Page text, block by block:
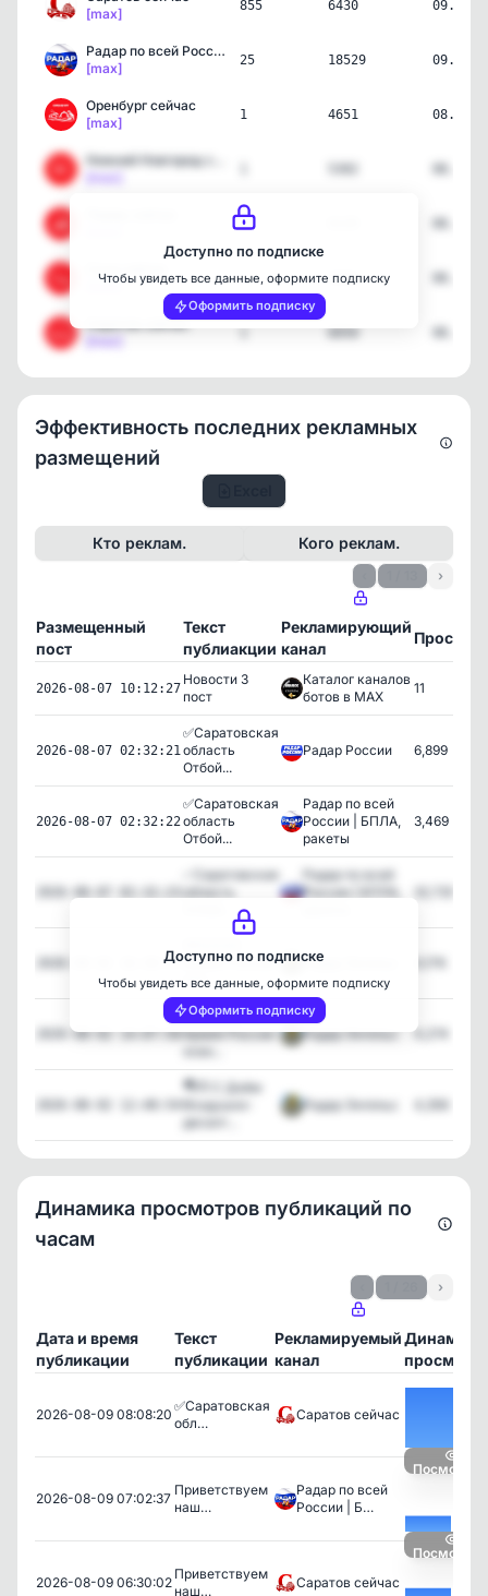
[max]
855 6430
Радар по всей России | Б…
[max]
25 18529
Оренбург сейчас
[max]
1 4651
1
[max]
1 4262
Саратов сейчас
1 6050
Доступно по подписке
Чтобы увидеть все данные, оформите подписку
Оформить подписку
Эффективность последних рекламных
размещений
Кто реклам. Кого реклам.
›
Размещенный
пост
Текст
публиакции
Рекламирующий
канал
2026-08-07 10:12:27
Новости 3
пост
Каталог каналов
ботов в MAX
11
2026-08-07 02:32:21
✅Саратовская
область
Отбой...
Радар России 6,899
2026-08-07 02:32:22
✅Саратовская
область
Отбой...
Радар по всей
России | БПЛА,
ракеты
3,469
2026-08-07 02:32:23
✅Саратовская
область
Радар по всей
России | БПЛА,
32,728
2026-08-02 16:30:57Армия России
осв...
Радар Энгельс
2026-08-02 14:07:58
‼️🇷🇺🇺🇦
Армия России
Радар Энгельс 4,274
🪂🫡 С Днём
Воздушно-
десант...
Радар Энгельс 4,356
Доступно по подписке
Чтобы увидеть все данные, оформите подписку
Оформить подписку
Динамика просмотров публикаций по
часам
›
Дата и время
публикации
Текст
публикации
Рекламируемый
канал
Динамика
2026-08-09 08:08:20
✅Саратовская
обл…
Саратов сейчас
2026-08-09 07:02:37
Приветствуем
наш…
Радар по всей
России | Б…
2026-08-09 06:30:02
Приветствуем
наш…
Саратов сейчас